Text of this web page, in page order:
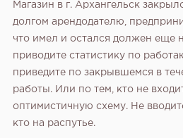
Магазин в г. Архангельск
долгом арендодателю,
что имел и остался должен еще
приводите статистику по
приведите по закрывшемся в
работы. Или по тем, кто не
оптимистичную схему. Не
кто на распутье.